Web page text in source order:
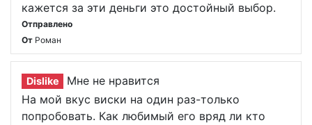
кажется за эти деньги это достойный выбор.
Отправлено
От Роман
Dislike
Мне не нравится
На мой вкус виски на один раз-только
попробовать. Как любимый его вряд ли кто